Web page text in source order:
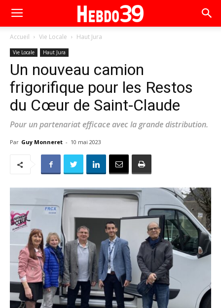
Accueil Vie Locale Haut Jura
Vie Locale Haut Jura
Un nouveau camion
frigorifique pour les Restos
du Cœur de Saint-Claude
Pour un partenariat efficace avec la grande distribution.
Par Guy Monneret - 10 mai 2023